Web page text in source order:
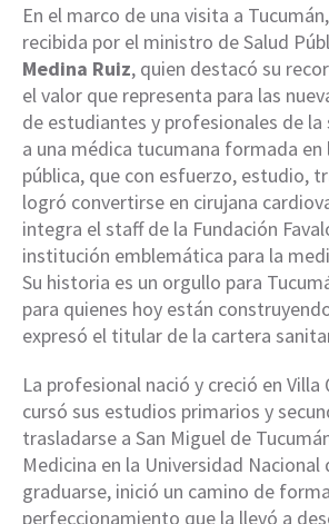
En el marco de una visita a Tucumán,
recibida por el ministro de Salud
Medina Ruiz, quien destacó su
el valor que representa para las
de estudiantes y profesionales de la
a una médica tucumana formada en
pública, que con esfuerzo, estudio,
logró convertirse en cirujana
integra el staff de la Fundación
institución emblemática para la
Su historia es un orgullo para
para quienes hoy están
expresó el titular de la cartera
La profesional nació y creció en
cursó sus estudios primarios y
trasladarse a San Miguel de
Medicina en la Universidad Nacional
graduarse, inició un camino de
perfeccionamiento que la llevó a